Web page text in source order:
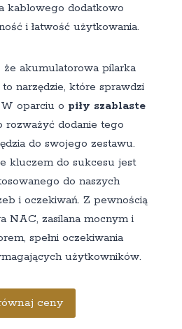
kablowego dodatkowo
i łatwość użytkowania.
że akumulatorowa pilarka
narzędzie, które sprawdzi
oparciu o piły szablaste
rozważyć dodanie tego
do swojego zestawu.
kluczem do sukcesu jest
do naszych
i oczekiwań. Z pewnością
NAC, zasilana mocnym i
spełni oczekiwania
użytkowników.
ceny